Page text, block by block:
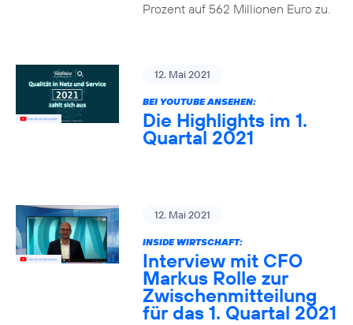
Prozent auf 562 Millionen Euro zu.
12. Mai 2021
BEI YOUTUBE ANSEHEN:
Die Highlights im 1.
Quartal 2021
12. Mai 2021
INSIDE WIRTSCHAFT:
Interview mit CFO
Markus Rolle zur
Zwischenmitteilung
für das 1. Quartal 2021